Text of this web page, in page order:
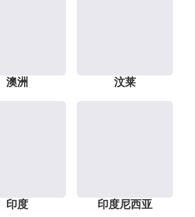
澳洲 汶莱
印度 印度尼西亚